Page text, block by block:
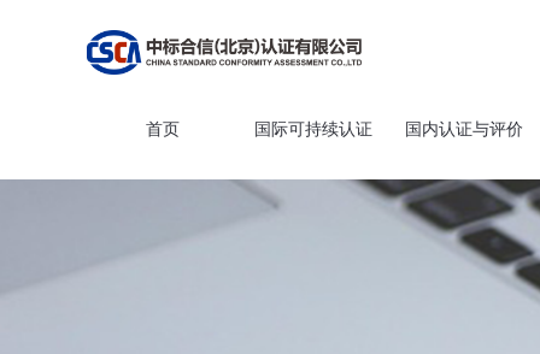
首页 国际可持续认证 国内认证与评价